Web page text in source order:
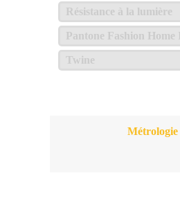
Résistance à la lumière
Pantone Fashion Home
Twine
Métrologie